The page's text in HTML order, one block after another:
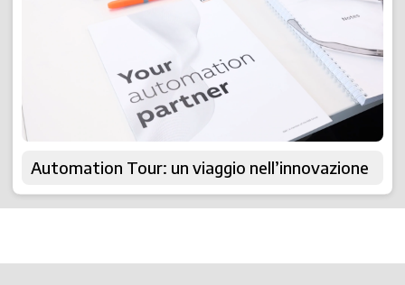
Automation Tour: un viaggio nell’innovazione